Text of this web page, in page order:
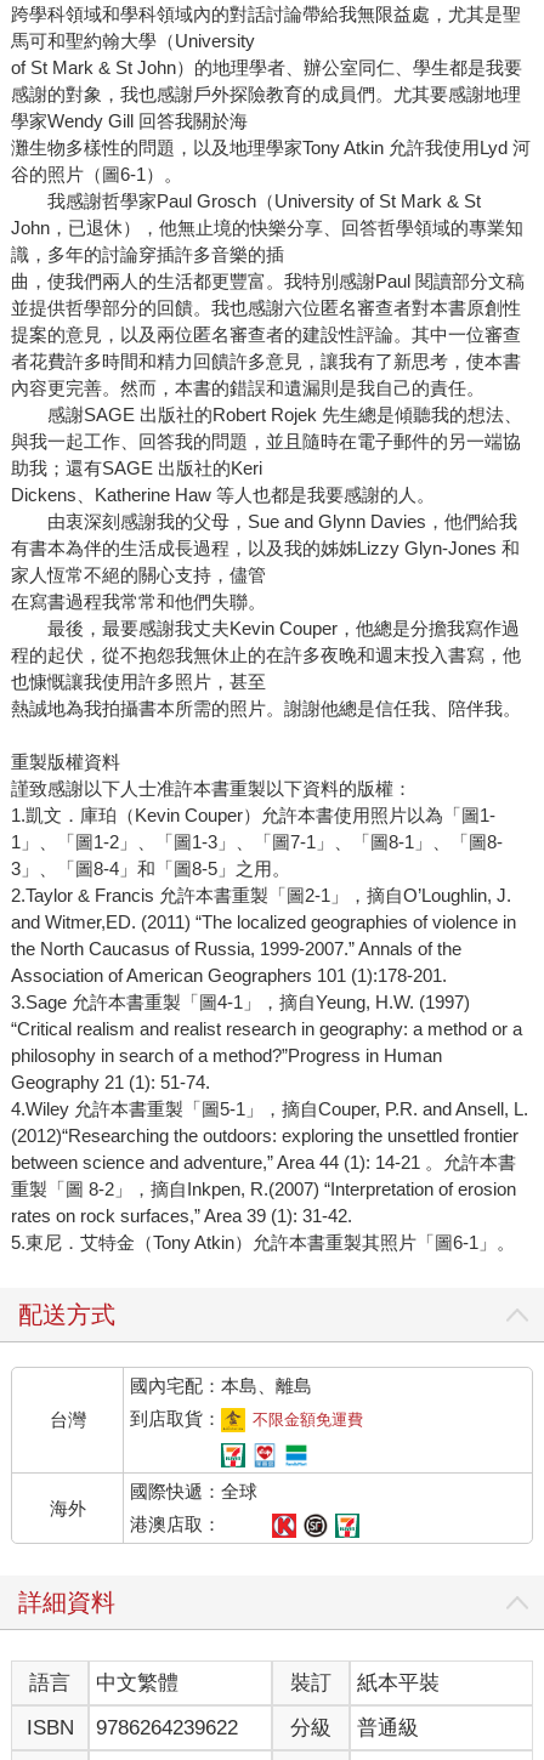
跨學科領域和學科領域內的對話討論帶給我無限益處，尤其是聖
馬可和聖約翰大學（University
of St Mark & St John）的地理學者、辦公室同仁、學生都是我要
感謝的對象，我也感謝戶外探險教育的成員們。尤其要感謝地理
學家Wendy Gill 回答我關於海
灘生物多樣性的問題，以及地理學家Tony Atkin 允許我使用Lyd 河
谷的照片（圖6-1）。
我感謝哲學家Paul Grosch（University of St Mark & St
John，已退休），他無止境的快樂分享、回答哲學領域的專業知
識，多年的討論穿插許多音樂的插
曲，使我們兩人的生活都更豐富。我特別感謝Paul 閱讀部分文稿
並提供哲學部分的回饋。我也感謝六位匿名審查者對本書原創性
提案的意見，以及兩位匿名審查者的建設性評論。其中一位審查
者花費許多時間和精力回饋許多意見，讓我有了新思考，使本書
內容更完善。然而，本書的錯誤和遺漏則是我自己的責任。
感謝SAGE 出版社的Robert Rojek 先生總是傾聽我的想法、
與我一起工作、回答我的問題，並且隨時在電子郵件的另一端協
助我；還有SAGE 出版社的Keri
Dickens、Katherine Haw 等人也都是我要感謝的人。
由衷深刻感謝我的父母，Sue and Glynn Davies，他們給我
有書本為伴的生活成長過程，以及我的姊姊Lizzy Glyn-Jones 和
家人恆常不絕的關心支持，儘管
在寫書過程我常常和他們失聯。
最後，最要感謝我丈夫Kevin Couper，他總是分擔我寫作過
程的起伏，從不抱怨我無休止的在許多夜晚和週末投入書寫，他
也慷慨讓我使用許多照片，甚至
熱誠地為我拍攝書本所需的照片。謝謝他總是信任我、陪伴我。
重製版權資料
謹致感謝以下人士准許本書重製以下資料的版權：
1.凱文．庫珀（Kevin Couper）允許本書使用照片以為「圖1-
1」、「圖1-2」、「圖1-3」、「圖7-1」、「圖8-1」、「圖8-
3」、「圖8-4」和「圖8-5」之用。
2.Taylor & Francis 允許本書重製「圖2-1」，摘自O’Loughlin, J.
and Witmer,ED. (2011) “The localized geographies of violence in
the North Caucasus of Russia, 1999-2007.” Annals of the
Association of American Geographers 101 (1):178-201.
3.Sage 允許本書重製「圖4-1」，摘自Yeung, H.W. (1997)
“Critical realism and realist research in geography: a method or a
philosophy in search of a method?”Progress in Human
Geography 21 (1): 51-74.
4.Wiley 允許本書重製「圖5-1」，摘自Couper, P.R. and Ansell, L.
(2012)“Researching the outdoors: exploring the unsettled frontier
between science and adventure,” Area 44 (1): 14-21 。允許本書
重製「圖 8-2」，摘自Inkpen, R.(2007) “Interpretation of erosion
rates on rock surfaces,” Area 39 (1): 31-42.
5.東尼．艾特金（Tony Atkin）允許本書重製其照片「圖6-1」。
配送方式
台灣
國內宅配：本島、離島
到店取貨：
不限金額免運費
海外
國際快遞：全球
港澳店取：
詳細資料
語言 中文繁體 裝訂
紙本平裝
ISBN
9786264239622 分級 普通級